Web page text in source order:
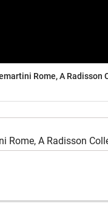
Rome, A Radisson